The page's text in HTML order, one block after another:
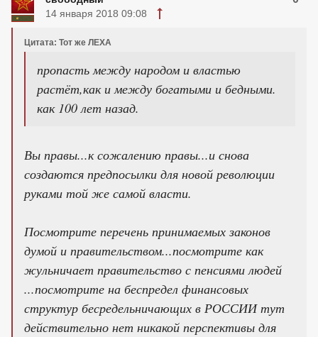
14 января 2018 09:08
Цитата: Тот же ЛЕХА
пропасть между народом и властью
растёт,как и между богатыми и бедными.
как 100 лет назад.
Вы правы...к сожалению правы...и снова
создаются предпосылки для новой революции
руками той же самой власти.
Посмотрите перечень принимаемых законов
думой и правительством...посмотрите как
жульничает правительство с пенсиями людей
...посмотрите на беспредел финансовых
структур бесредельничающих в РОССИИ тут
действительно нет никакой перспективы для